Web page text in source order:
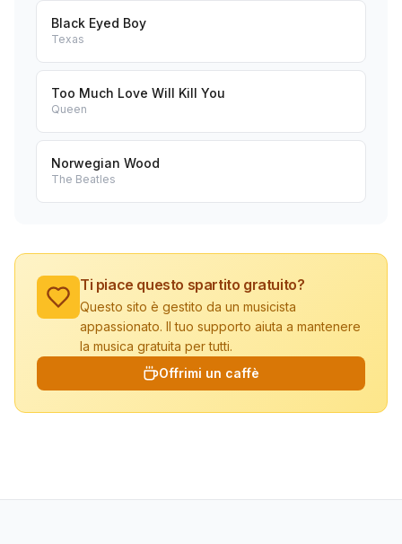
Black Eyed Boy
Texas
Too Much Love Will Kill You
Queen
Norwegian Wood
The Beatles
Ti piace questo spartito gratuito?
Questo sito è gestito da un musicista
appassionato. Il tuo supporto aiuta a mantenere
la musica gratuita per tutti.
Offrimi un caffè